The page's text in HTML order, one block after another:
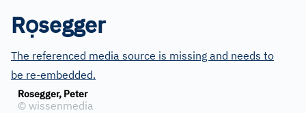
Rọsegger
The referenced media source is missing and needs to
be re-embedded.
Rosegger, Peter
© wissenmedia